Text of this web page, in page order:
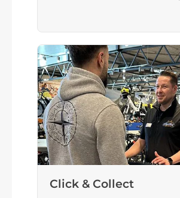
Laufradgröße
28"
Gepäckträger
Bulls Urban/ Gravel
Steuersatz
Click & Collect